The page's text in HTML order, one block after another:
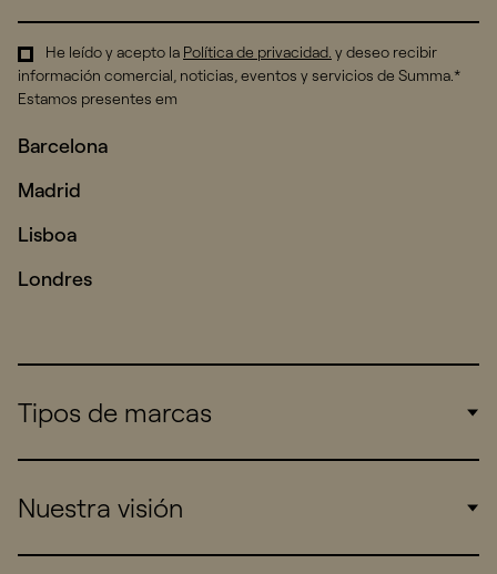
He leído y acepto la Política de privacidad. y deseo recibir
información comercial, noticias, eventos y servicios de Summa.*
Estamos presentes em
Barcelona
Madrid
Lisboa
Londres
Tipos de marcas
Consumers
Nuestra visión